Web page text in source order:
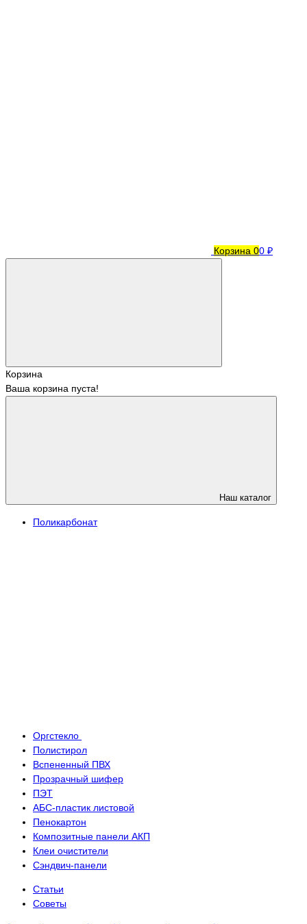
Корзина 00 ₽
Корзина
Ваша корзина пуста!
Наш каталог
Поликарбонат
Оргстекло
Полистирол
Вспененный ПВХ
Прозрачный шифер
ПЭТ
АБС-пластик листовой
Пенокартон
Композитные панели АКП
Клеи очистители
Сэндвич-панели
Статьи
Советы